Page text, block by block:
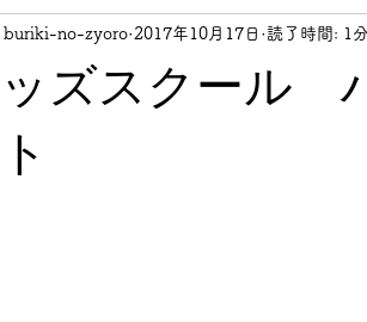
ズスクール
buriki-no-zyoro 2017年10月17日 読了時間: 1